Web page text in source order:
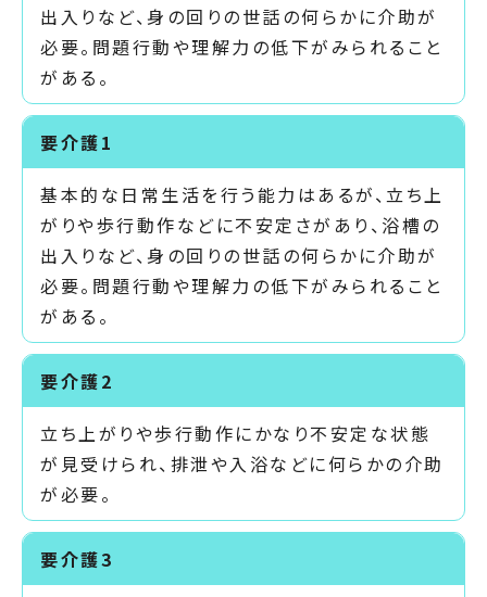
出入りなど、身の回りの世話の何らかに介助が
必要。問題行動や理解力の低下がみられること
がある。
要介護1
基本的な日常生活を行う能力はあるが、立ち上
がりや歩行動作などに不安定さがあり、浴槽の
出入りなど、身の回りの世話の何らかに介助が
必要。問題行動や理解力の低下がみられること
がある。
要介護2
立ち上がりや歩行動作にかなり不安定な状態
が見受けられ、排泄や入浴などに何らかの介助
が必要。
要介護3